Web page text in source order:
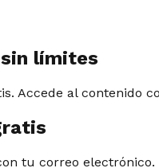
límites
Accede al contenido
tu correo electrónico.